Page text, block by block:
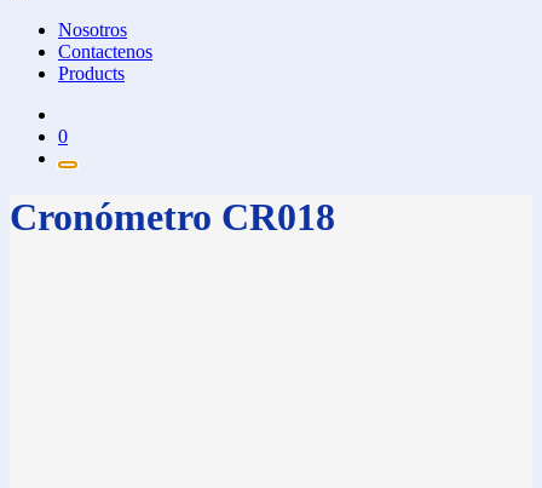
Nosotros
Contactenos
Products
0
Cronómetro CR018